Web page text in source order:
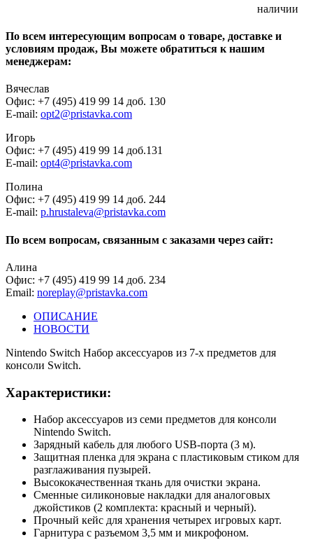
наличии
По всем интересующим вопросам о товаре, доставке и
условиям продаж, Вы можете обратиться к нашим
менеджерам:
Вячеслав
Офис: +7 (495) 419 99 14 доб. 130
E-mail: opt2@pristavka.com
Игорь
Офис: +7 (495) 419 99 14 доб.131
E-mail: opt4@pristavka.com
Полина
Офис: +7 (495) 419 99 14 доб. 244
E-mail: p.hrustaleva@pristavka.com
По всем вопросам, связанным с заказами через сайт:
Алина
Офис: +7 (495) 419 99 14 доб. 234
Email: noreplay@pristavka.com
ОПИСАНИЕ
НОВОСТИ
Nintendo Switch Набор аксеcсуаров из 7-х предметов для
консоли Switch.
Характеристики:
Набор аксессуаров из семи предметов для консоли
Nintendo Switch.
Зарядный кабель для любого USB-порта (3 м).
Защитная пленка для экрана с пластиковым стиком для
разглаживания пузырей.
Высококачественная ткань для очистки экрана.
Сменные силиконовые накладки для аналоговых
джойстиков (2 комплекта: красный и черный).
Прочный кейс для хранения четырех игровых карт.
Гарнитура с разъемом 3,5 мм и микрофоном.